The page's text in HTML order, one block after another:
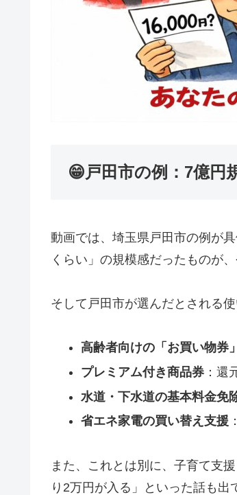
😁戸田市の例：7億円
動画では、埼玉県戸田市の例が
くらい」の規模感だったものが
そして戸田市が選んだとされる
高齢者向けの「お買い物券」
プレミアム付き商品券：還
水道・下水道の基本料金免
省エネ家電の買い替え支援
また、これとは別に、子育て支
り2万円が入る」といった話も